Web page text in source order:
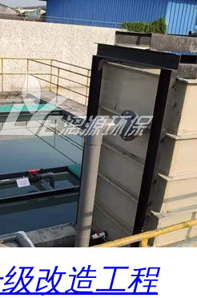
改造工程